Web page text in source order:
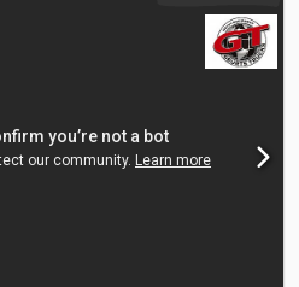
Motor Motorbremse: Ja
95%, aber alt Neue Luftbälge und
einen 33 Jahre alten Lkw,
Für sein Alter in gutem
möglich. Preis: 29.995 € +